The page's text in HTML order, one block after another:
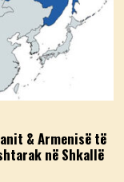
& Armenisë të
në Shkallë